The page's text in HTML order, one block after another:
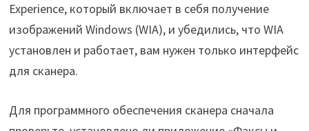
Experience, который включает в себя получение
изображений Windows (WIA), и убедились, что WIA
установлен и работает, вам нужен только интерфейс
для сканера.
Для программного обеспечения сканера сначала